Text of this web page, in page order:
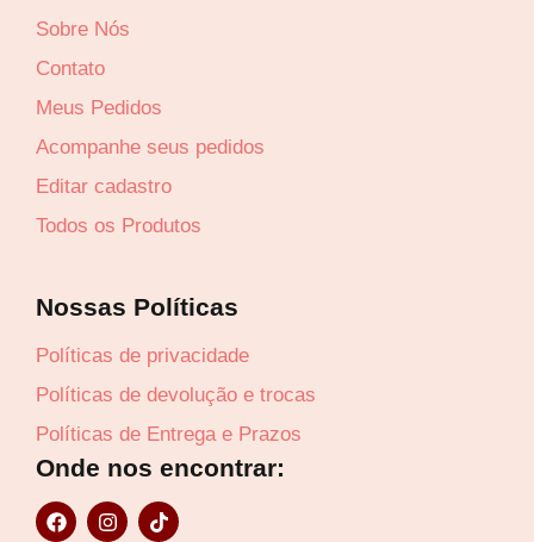
Sobre Nós
Contato
Meus Pedidos
Acompanhe seus pedidos
Editar cadastro
Todos os Produtos
Nossas Políticas
Políticas de privacidade
Políticas de devolução e trocas
Políticas de Entrega e Prazos
Onde nos encontrar:
F
a
I
n
T
i